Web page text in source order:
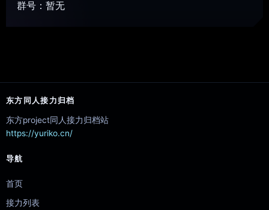
群号：暂无
东方同人接力归档
东方project同人接力归档站
https://yuriko.cn/
导航
首页
接力列表